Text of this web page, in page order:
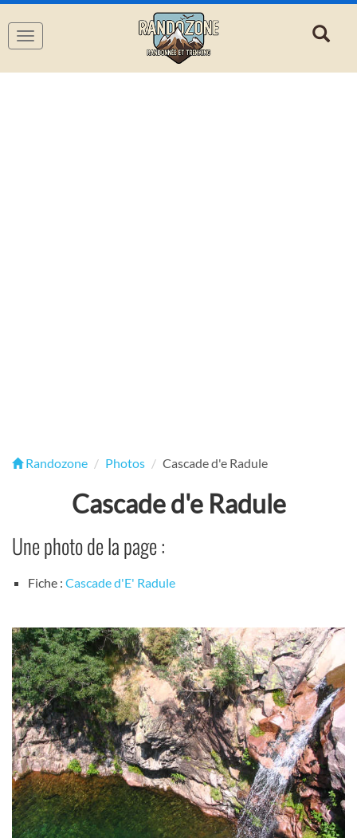
Navigation
Randozone Photos Cascade d'e Radule
Cascade d'e Radule
Une photo de la page :
Fiche : Cascade d'E' Radule